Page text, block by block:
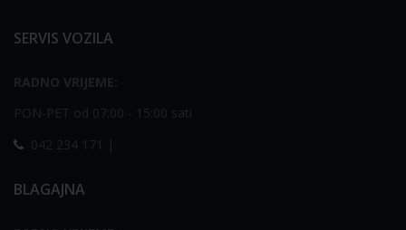
SERVIS VOZILA
RADNO VRIJEME:
PON-PET od 07:00 - 15:00 sati
042 234 171 |
BLAGAJNA